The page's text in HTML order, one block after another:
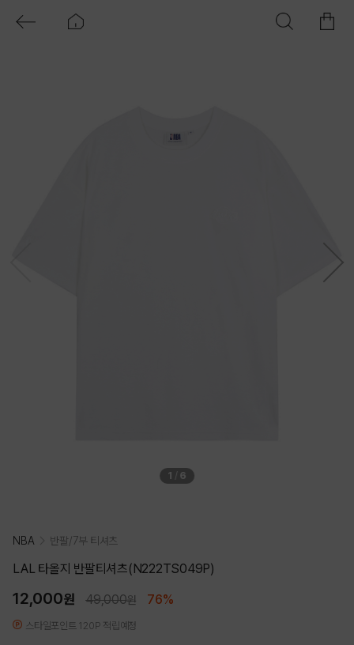
1 / 6
NBA 반팔/7부 티셔츠
LAL 타올지 반팔티셔츠(N222TS049P)
12,000원 49,000원 76%
스타일포인트 120P 적립예정